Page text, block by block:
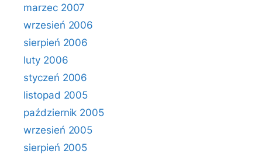
marzec 2007
wrzesień 2006
sierpień 2006
luty 2006
styczeń 2006
listopad 2005
październik 2005
wrzesień 2005
sierpień 2005